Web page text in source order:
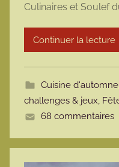
Culinaires et Soulef
Continuer la lecture
Cuisine d'automne
challenges & jeux,
68 commentaires